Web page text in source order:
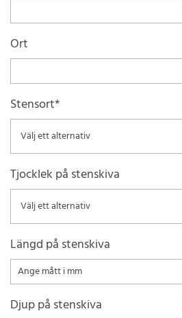
Ort
Stensort*
Tjocklek på stenskiva
Längd på stenskiva
Djup på stenskiva